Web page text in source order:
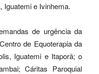
Iguatemi e Ivinhema.
de urgência da
de Equoterapia da
Iguatemi e Itaporã; o
Cáritas Paroquial